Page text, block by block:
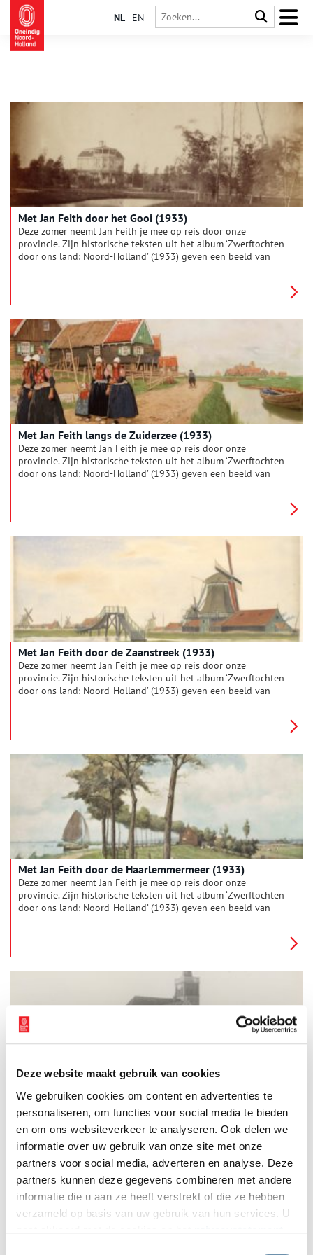
Deze website maakt gebruik van cookies
We gebruiken cookies om content en advertenties te
personaliseren, om functies voor social media te bieden
en om ons websiteverkeer te analyseren. Ook delen we
informatie over uw gebruik van onze site met onze
partners voor social media, adverteren en analyse. Deze
partners kunnen deze gegevens combineren met andere
informatie die u aan ze heeft verstrekt of die ze hebben
verzameld op basis van uw gebruik van hun services. U
NL EN
Met Jan Feith door het Gooi (1933)
Deze zomer neemt Jan Feith je mee op reis door onze
provincie. Zijn historische teksten uit het album ‘Zwerftochten
door ons land: Noord-Holland’ (1933) geven een beeld van
Met Jan Feith langs de Zuiderzee (1933)
Deze zomer neemt Jan Feith je mee op reis door onze
provincie. Zijn historische teksten uit het album ‘Zwerftochten
door ons land: Noord-Holland’ (1933) geven een beeld van
Met Jan Feith door de Zaanstreek (1933)
Deze zomer neemt Jan Feith je mee op reis door onze
provincie. Zijn historische teksten uit het album ‘Zwerftochten
door ons land: Noord-Holland’ (1933) geven een beeld van
Met Jan Feith door de Haarlemmermeer (1933)
Deze zomer neemt Jan Feith je mee op reis door onze
provincie. Zijn historische teksten uit het album ‘Zwerftochten
door ons land: Noord-Holland’ (1933) geven een beeld van
Deze zomer neemt Jan Feith je mee op reis door onze
provincie. Zijn historische teksten uit het album ‘Zwerftochten
door ons land: Noord-Holland’ (1933) geven een beeld van
zonnige duinen, drukke pleinen en pittoreske polders. Deze
week: ‘Tusschen het wad en de groote zee’.